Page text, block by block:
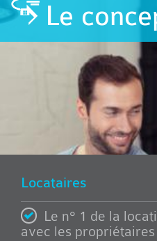
Le
Locataires
Le n° 1 de la
avec les propriétaires